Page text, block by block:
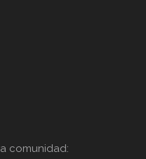
comunidad: